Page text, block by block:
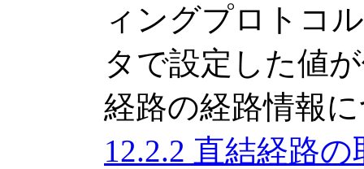
ィングプロトコ
タで設定した値
経路の経路情報
12.2.2 直結経路